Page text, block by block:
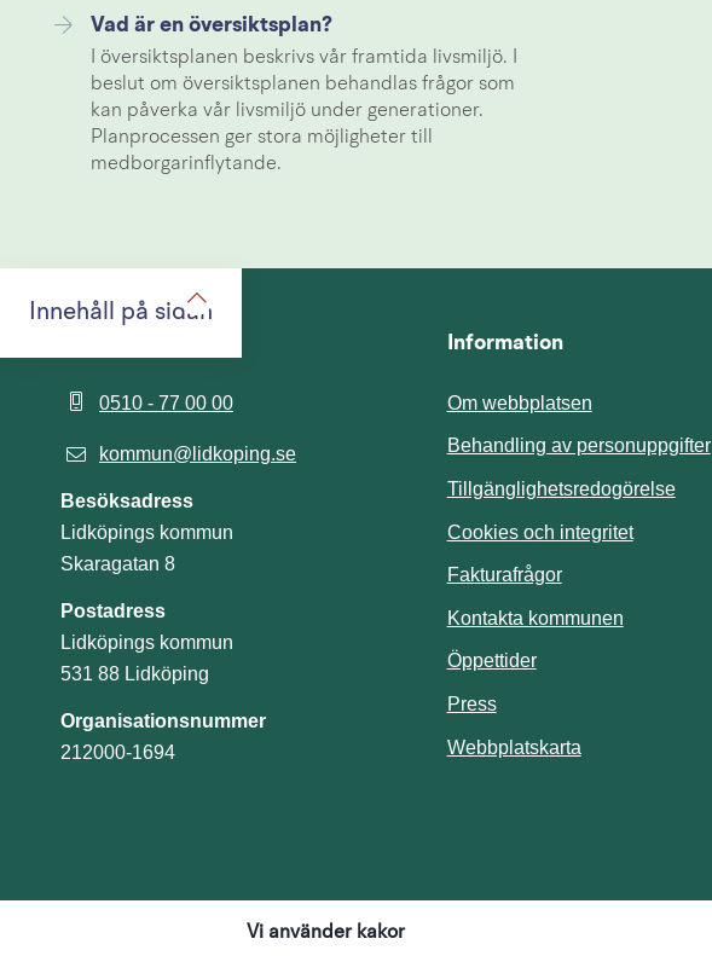
Vi använder kakor
Vad är en översiktsplan?
I översiktsplanen beskrivs vår framtida livsmiljö. I
beslut om översiktsplanen behandlas frågor som
kan påverka vår livsmiljö under generationer.
Planprocessen ger stora möjligheter till
medborgarinflytande.
Innehåll på sidan
0510 - 77 00 00
kommun@lidkoping.se
Besöksadress
Lidköpings kommun
Skaragatan 8
Postadress
Lidköpings kommun
531 88 Lidköping
Organisationsnummer
212000-1694
Information
Om webbplatsen
Behandling av personuppgifter
Tillgänglighetsredogörelse
Cookies och integritet
Fakturafrågor
Kontakta kommunen
Öppettider
Press
Webbplatskarta